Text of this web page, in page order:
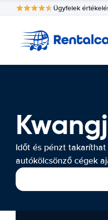
Ügyfelek
Időt és pénzt
autókölcsönző cégek